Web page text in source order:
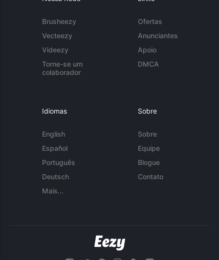
Brusheezy
Vecteezy
Videezy
Torne-se um
colaborador
Ofertas
Anunciantes
Apoio
DMCA
Idiomas
English
Español
Português
Deutsch
Mais...
Sobre
Sobre
Equipe
Blogue
Contato